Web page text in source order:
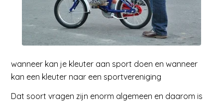
wanneer kan je kleuter aan sport doen en wanneer
kan een kleuter naar een sportvereniging
Dat soort vragen zijn enorm algemeen en daarom is